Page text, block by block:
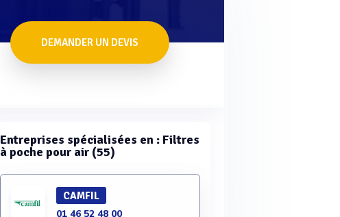
DEMANDER UN DEVIS
Entreprises spécialisées en : Filtres
à poche pour air (55)
CAMFIL
01 46 52 48 00